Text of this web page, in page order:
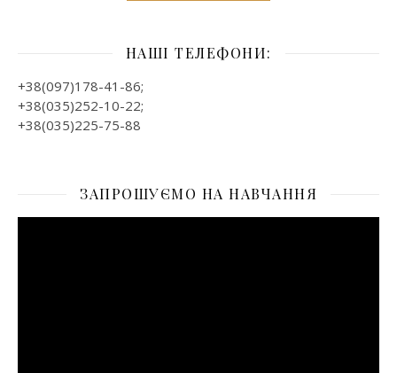
НАШІ ТЕЛЕФОНИ:
+38(097)178-41-86;
+38(035)252-10-22;
+38(035)225-75-88
ЗАПРОШУЄМО НА НАВЧАННЯ
Відеопрогравач